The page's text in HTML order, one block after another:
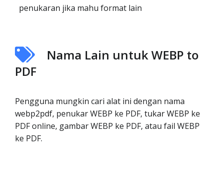
penukaran jika mahu format lain
Nama Lain untuk WEBP to
PDF
Pengguna mungkin cari alat ini dengan nama
webp2pdf, penukar WEBP ke PDF, tukar WEBP ke
PDF online, gambar WEBP ke PDF, atau fail WEBP
ke PDF.